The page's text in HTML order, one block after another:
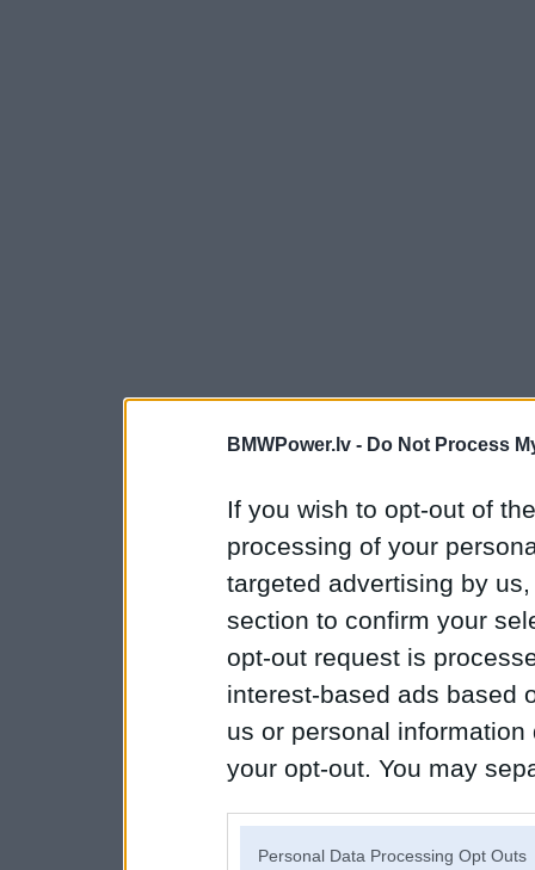
BMWPower.lv - Do Not Process
If you wish to opt-out of
processing of your
targeted advertising by
section to confirm your
opt-out request is
interest-based ads based
us or personal
your opt-out. You may
Personal Data Processing Opt Outs